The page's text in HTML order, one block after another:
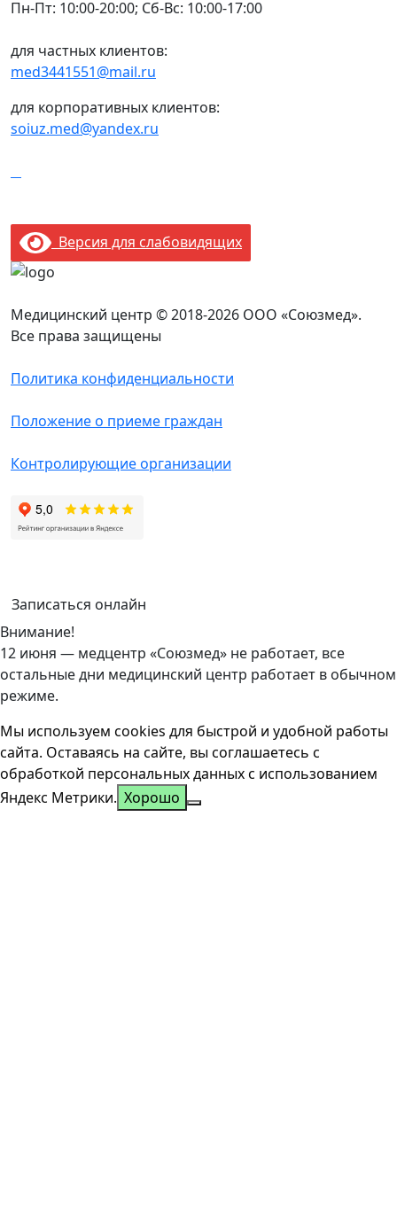
Медицинский центр © 2018-2026 ООО «Союзмед».
Все права защищены
Политика конфиденциальности
Положение о приеме граждан
Контролирующие организации
Пн-Пт: 10:00-20:00; Сб-Вс: 10:00-17:00
для частных клиентов:
med3441551@mail.ru
для корпоративных клиентов:
soiuz.med@yandex.ru
Версия для слабовидящих
Записаться онлайн
Внимание!
12 июня — медцентр «Союзмед» не работает, все
остальные дни медицинский центр работает в обычном
режиме.
Мы используем cookies для быстрой и удобной работы
сайта. Оставаясь на сайте, вы соглашаетесь с
обработкой персональных данных с использованием
Яндекс Метрики. Хорошо